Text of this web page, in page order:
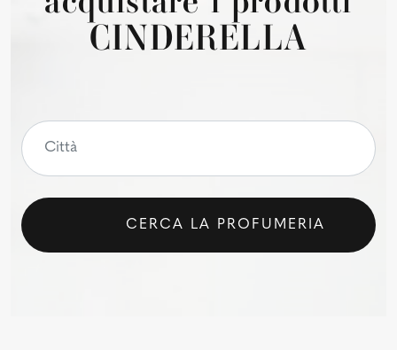
CINDERELLA
CERCA LA PROFUMERIA